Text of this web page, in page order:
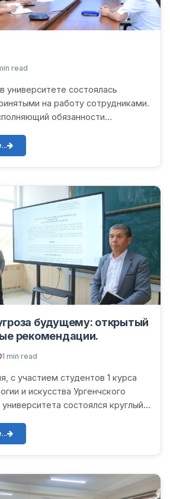
read
университете состоялась
на работу сотрудниками.
обязанности
по пр...
будущему: открытый
рекомендации.
1 min read
с участием студентов 1 курса
и искусства Ургенчского
состоялся круглый